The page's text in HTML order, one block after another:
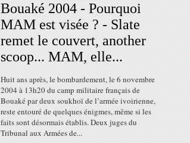
Bouaké 2004 - Pourquoi
MAM est visée ? - Slate
remet le couvert, another
scoop... MAM, elle...
Huit ans après, le bombardement, le 6 novembre
2004 à 13h20 du camp militaire français de
Bouaké par deux soukhoï de l’armée ivoirienne,
reste entouré de quelques énigmes, même si les
faits sont désormais établis. Deux juges du
Tribunal aux Armées de...